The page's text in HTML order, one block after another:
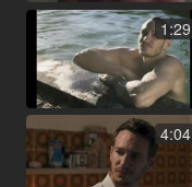
1:29
4:04